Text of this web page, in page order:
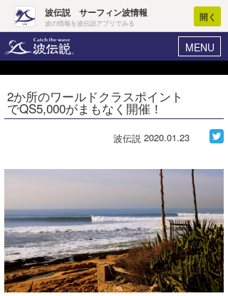
波伝説 サーフィン波情報
波の情報を波伝説アプリでみる
開く
MENU
ヘルプ マイホーム
ログイン
気象情報
ニュース
サーフィンエリアガイド
2か所のワールドクラスポイント
でQS5,000がまもなく開催！
波伝説 2020.01.23
Core Surf Japan
コラム
トラベル
ショップ情報